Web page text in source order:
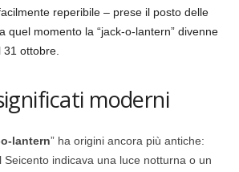
reperibile – prese il posto delle
quel momento la “jack-o-lantern” divenne
ottobre.
moderni
lantern” ha origini ancora più antiche:
Seicento indicava una luce notturna o un